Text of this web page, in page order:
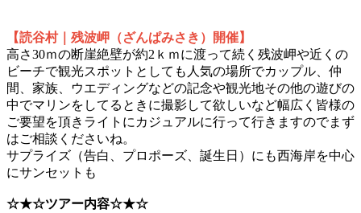
【読谷村｜残波岬（ざんぱみさき）開催】
高さ30ｍの断崖絶壁が約2ｋｍに渡って続く残波岬や近くの
ビーチで観光スポットとしても人気の場所でカップル、仲
間、家族、ウエディングなどの記念や観光地その他の遊びの
中でマリンをしてるときに撮影して欲しいなど幅広く皆様の
ご要望を頂きライトにカジュアルに行って行きますのでまず
はご相談くださいね。
サプライズ（告白、プロポーズ、誕生日）にも西海岸を中心
にサンセットも
☆★☆ツアー内容☆★☆